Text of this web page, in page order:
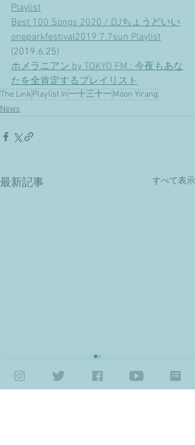
Playlist
Best 100 Songs 2020 / DJちょうどいい
oneparkfestival2019 7.7sun Playlist
(2019.6.25)
ホメラニアン by TOKYO FM : 今夜もあな
たを全肯定するプレイリスト
The Link Playlist In一十三十一 Moon Yirang
News
最新記事 すべて表示